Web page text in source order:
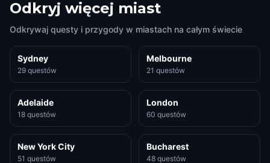
Odkryj więcej miast
Odkrywaj questy i przygody w miastach na całym świecie
Sydney
29 questów
Melbourne
21 questów
Adelaide
18 questów
London
60 questów
New York City
51 questów
Bucharest
48 questów